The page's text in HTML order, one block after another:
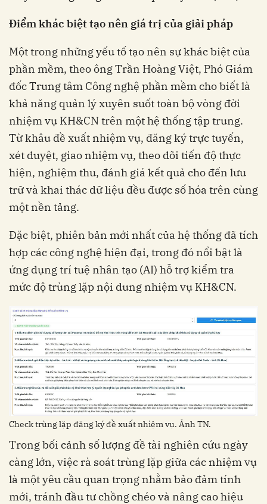
Điểm khác biệt tạo nên giá trị của giải pháp
Một trong những yếu tố tạo nên sự khác biệt của
phần mềm, theo ông Trần Hoàng Việt, Phó Giám
đốc Trung tâm Công nghệ phần mềm cho biết là
khả năng quản lý xuyên suốt toàn bộ vòng đời
nhiệm vụ KH&CN trên một hệ thống tập trung.
Từ khâu đề xuất nhiệm vụ, đăng ký trực tuyến,
xét duyệt, giao nhiệm vụ, theo dõi tiến độ thực
hiện, nghiệm thu, đánh giá kết quả cho đến lưu
trữ và khai thác dữ liệu đều được số hóa trên cùng
một nền tảng.
Đặc biệt, phiên bản mới nhất của hệ thống đã tích
hợp các công nghệ hiện đại, trong đó nổi bật là
ứng dụng trí tuệ nhân tạo (AI) hỗ trợ kiểm tra
mức độ trùng lặp nội dung nhiệm vụ KH&CN.
Check trùng lặp đăng ký đề xuất nhiệm vụ. Ảnh TN.
Trong bối cảnh số lượng đề tài nghiên cứu ngày
càng lớn, việc rà soát trùng lặp giữa các nhiệm vụ
là một yêu cầu quan trọng nhằm bảo đảm tính
mới, tránh đầu tư chồng chéo và nâng cao hiệu